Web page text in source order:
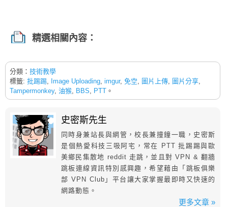
精選相關內容：
分類： 技術教學
標籤: 批踢踢, Image Uploading, imgur, 免空, 圖片上傳, 圖片分享,
Tampermonkey, 油猴, BBS, PTT 。
史密斯先生
同時身兼站長與網管，校長兼撞鐘一職，史密斯
是個熱愛科技三吸阿宅，常在 PTT 批踢踢與歐
美鄉民集散地 reddit 走跳，並且對 VPN & 翻牆
跳板連線資訊特別感興趣，希望藉由「跳板俱樂
部 VPN Club」平台讓大家掌握最即時又快速的
網路動態。
更多文章 »